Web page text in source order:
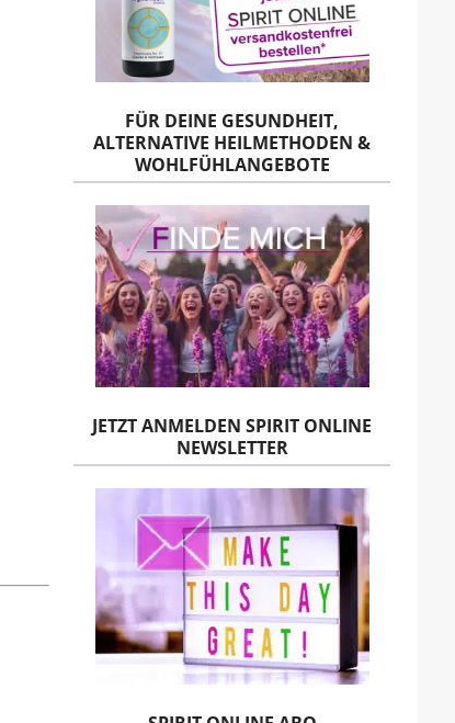
FÜR DEINE GESUNDHEIT,
ALTERNATIVE HEILMETHODEN &
WOHLFÜHLANGEBOTE
JETZT ANMELDEN SPIRIT ONLINE
NEWSLETTER